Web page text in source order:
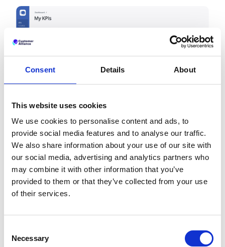
Consent Details About
This website uses cookies
We use cookies to personalise content and ads, to
provide social media features and to analyse our traffic.
We also share information about your use of our site with
our social media, advertising and analytics partners who
may combine it with other information that you’ve
provided to them or that they’ve collected from your use
of their services.
Selection
Necessary
Con questa visione personalizzata dei vostri dati,
potete scegliere e aggiungere a mano i riquadri
KPI, adattando la dashboard alle vostre esigenze.
Approfondite le vostre metriche e scoprite le
tendenze nascoste con tabelle aggiuntive per
touchpoint e subaccount. Regolate i tempi e i
parametri di riferimento per monitorare i vostri
La KPI Dashboard vi offre la possibilità di controllare
la situazione, aiutandovi a risparmiare tempo, a